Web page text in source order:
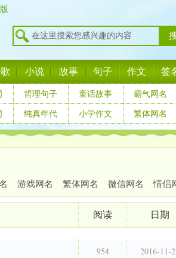
小说 故事 句子 作文 签
哲理句子 童话故事 霸气网名
纯真年代 小学作文 繁体网名
情侣
微信网名
繁体网名
游戏网名
阅读 日期
954 2016-11-